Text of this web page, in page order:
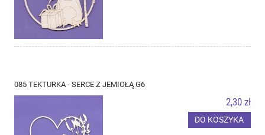
085 TEKTURKA - SERCE Z JEMIOŁĄ G6
2,30 zł
DO KOSZYKA